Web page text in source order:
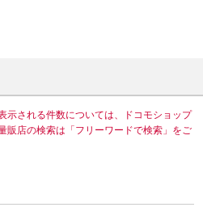
示される件数については、ドコモショップ
販店の検索は「フリーワードで検索」をご